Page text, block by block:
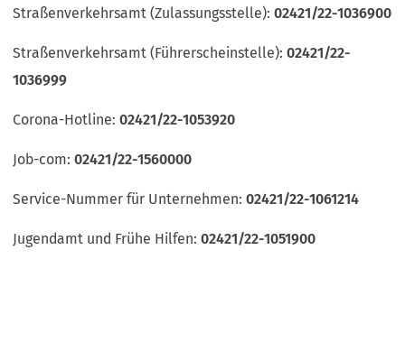
Straßenverkehrsamt (Zulassungsstelle):02421/22-1036900
Straßenverkehrsamt (Führerscheinstelle):02421/22-
1036999
Corona-Hotline:02421/22-1053920
Job-com:02421/22-1560000
Service-Nummer für Unternehmen:02421/22-1061214
Jugendamt und Frühe Hilfen:02421/22-1051900